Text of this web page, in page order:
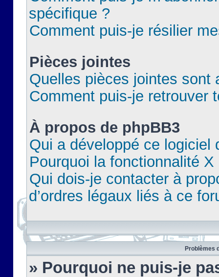
spécifique ?
Comment puis-je résilier
Pièces jointes
Quelles pièces jointes sont
Comment puis-je retrouver
À propos de phpBB3
Qui a développé ce logiciel
Pourquoi la fonctionnalité X
Qui dois-je contacter à
d’ordres légaux liés à ce
Problèmes
» Pourquoi ne puis-je